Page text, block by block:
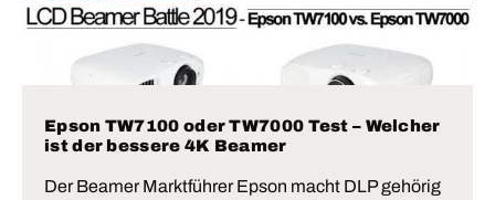
Epson TW7100 oder TW7000 Test – Welcher
ist der bessere 4K Beamer
Der Beamer Marktführer Epson macht DLP gehörig